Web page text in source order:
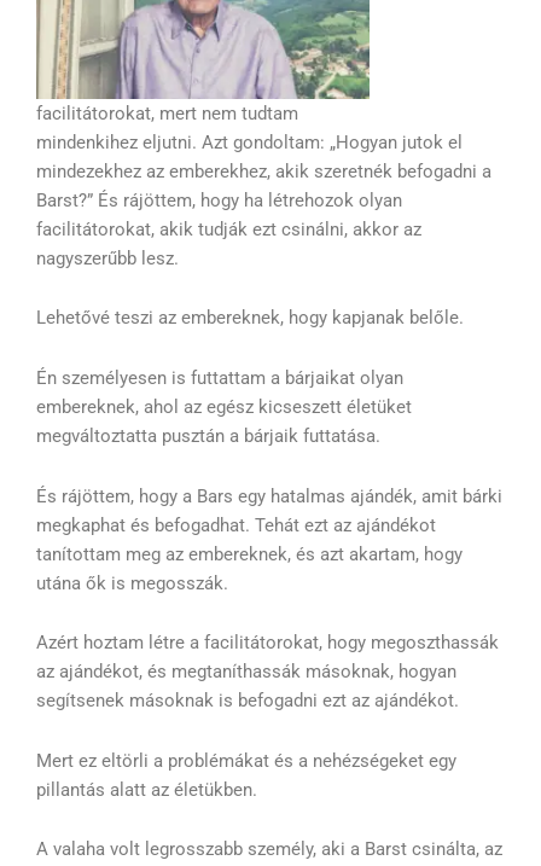
facilitátorokat, mert nem tudtam
mindenkihez eljutni. Azt gondoltam: „Hogyan jutok el
mindezekhez az emberekhez, akik szeretnék befogadni a
Barst?” És rájöttem, hogy ha létrehozok olyan
facilitátorokat, akik tudják ezt csinálni, akkor az
nagyszerűbb lesz.
Lehetővé teszi az embereknek, hogy kapjanak belőle.
Én személyesen is futtattam a bárjaikat olyan
embereknek, ahol az egész kicseszett életüket
megváltoztatta pusztán a bárjaik futtatása.
És rájöttem, hogy a Bars egy hatalmas ajándék, amit bárki
megkaphat és befogadhat. Tehát ezt az ajándékot
tanítottam meg az embereknek, és azt akartam, hogy
utána ők is megosszák.
Azért hoztam létre a facilitátorokat, hogy megoszthassák
az ajándékot, és megtaníthassák másoknak, hogyan
segítsenek másoknak is befogadni ezt az ajándékot.
Mert ez eltörli a problémákat és a nehézségeket egy
pillantás alatt az életükben.
A valaha volt legrosszabb személy, aki a Barst csinálta, az